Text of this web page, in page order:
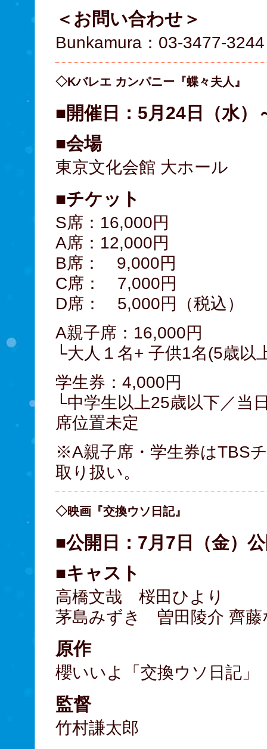
＜お問い合わせ＞
Bunkamura：03-3477-
◇Kバレエ カンパニー『蝶々夫人』
■開催日：5月24日（水）
■会場
東京文化会館 大ホール
■チケット
S席：16,000円
A席：12,000円
B席： 9,000円
C席： 7,000円
D席： 5,000円（税込）
A親子席：16,000円
└大人１名+ 子供1名(5歳以
学生券：4,000円
└中学生以上25歳以下／当
席位置未定
※A親子席・学生券はTBS
取り扱い。
◇映画『交換ウソ日記』
■公開日：7月7日（金）
■キャスト
高橋文哉 桜田ひより
茅島みずき 曽田陵介 齊藤
原作
櫻いいよ「交換ウソ日記」
監督
竹村謙太郎